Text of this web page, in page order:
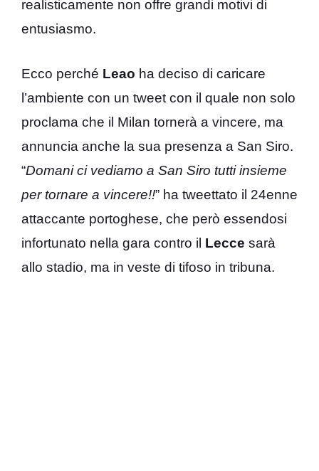
realisticamente non offre grandi motivi di
entusiasmo.
Ecco perché Leao ha deciso di caricare
l’ambiente con un tweet con il quale non solo
proclama che il Milan tornerà a vincere, ma
annuncia anche la sua presenza a San Siro.
“Domani ci vediamo a San Siro tutti insieme
per tornare a vincere!!” ha tweettato il 24enne
attaccante portoghese, che però essendosi
infortunato nella gara contro il Lecce sarà
allo stadio, ma in veste di tifoso in tribuna.